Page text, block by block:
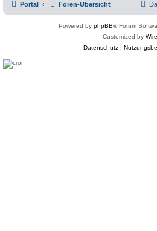
Portal Foren-Übersicht
Powered by phpBB® Forum
Customized by
Datenschutz|